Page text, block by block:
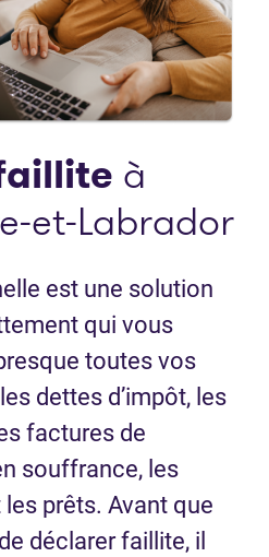
à
et-Labrador
est une solution
qui vous
toutes vos
dettes d’impôt, les
factures de
souffrance, les
les prêts. Avant que
déclarer faillite, il